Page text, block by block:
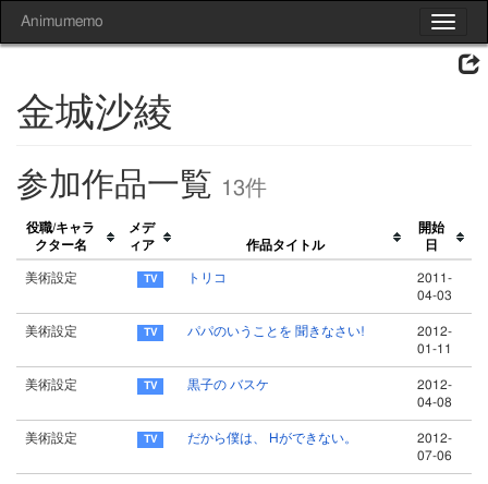
Toggle
Animumemo
金城沙綾
参加作品一覧 13件
役職/キャラ
クター名
メデ
ィア
作品タイトル
開始
日
美術設定 トリコ
2011-
04-03
美術設定 パパのいうことを 聞きなさい!
2012-
01-11
美術設定 黒子の バスケ
2012-
04-08
美術設定 だから僕は、 Hができない。
2012-
07-06